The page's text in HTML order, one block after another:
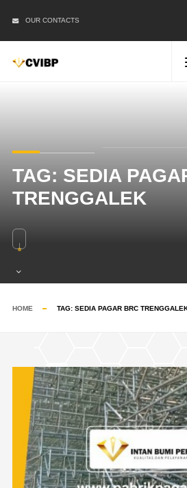
OUR CONTACTS
TAG: SEDIA
TRENGGALEK
HOME TAG: SEDIA PAGAR BRC